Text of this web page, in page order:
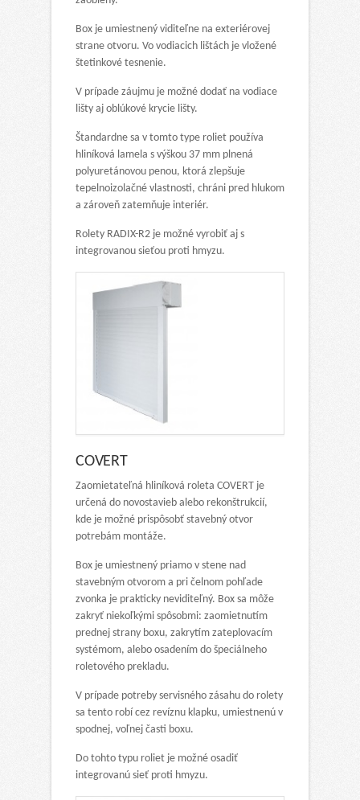
Box je umiestnený viditeľne na exteriérovej
strane otvoru. Vo vodiacich lištách je vložené
štetinkové tesnenie.
V prípade záujmu je možné dodať na vodiace
lišty aj oblúkové krycie lišty.
Štandardne sa v tomto type roliet používa
hliníková lamela s výškou 37 mm plnená
polyuretánovou penou, ktorá zlepšuje
tepelnoizolačné vlastnosti, chráni pred hlukom
a zároveň zatemňuje interiér.
Rolety RADIX-R2 je možné vyrobiť aj s
integrovanou sieťou proti hmyzu.
COVERT
Zaomietateľná hliníková roleta COVERT je
určená do novostavieb alebo rekonštrukcií,
kde je možné prispôsobť stavebný otvor
potrebám montáže.
Box je umiestnený priamo v stene nad
stavebným otvorom a pri čelnom pohľade
zvonka je prakticky neviditeľný. Box sa môže
zakryť niekoľkými spôsobmi: zaomietnutím
prednej strany boxu, zakrytím zateplovacím
systémom, alebo osadením do špeciálneho
roletového prekladu.
V prípade potreby servisného zásahu do rolety
sa tento robí cez revíznu klapku, umiestnenú v
spodnej, voľnej časti boxu.
Do tohto typu roliet je možné osadiť
integrovanú sieť proti hmyzu.